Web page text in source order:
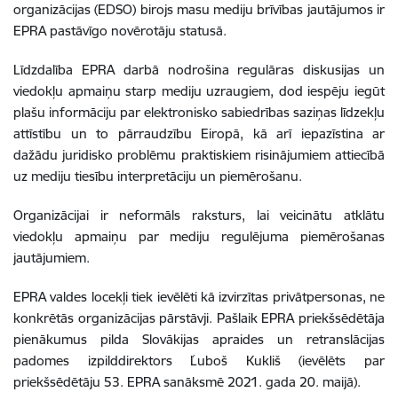
organizācijas (EDSO) birojs masu mediju brīvības jautājumos ir
EPRA pastāvīgo novērotāju statusā.
Līdzdalība EPRA darbā nodrošina regulāras diskusijas un
viedokļu apmaiņu starp mediju uzraugiem, dod iespēju iegūt
plašu informāciju par elektronisko sabiedrības saziņas līdzekļu
attīstību un to pārraudzību Eiropā, kā arī iepazīstina ar
dažādu juridisko problēmu praktiskiem risinājumiem attiecībā
uz mediju tiesību interpretāciju un piemērošanu.
Organizācijai ir neformāls raksturs, lai veicinātu atklātu
viedokļu apmaiņu par mediju regulējuma piemērošanas
jautājumiem.
EPRA valdes locekļi tiek ievēlēti kā izvirzītas privātpersonas, ne
konkrētās organizācijas pārstāvji. Pašlaik EPRA priekšsēdētāja
pienākumus pilda Slovākijas apraides un retranslācijas
padomes izpilddirektors Ľuboš Kukliš (ievēlēts par
priekšsēdētāju 53. EPRA sanāksmē 2021. gada 20. maijā).